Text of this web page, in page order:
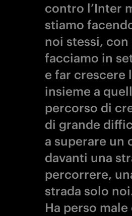
contro l’Inter
stiamo
noi stessi,
facciamo in
e far crescere
insieme a
percorso di
di grande
a superare un
davanti una
percorrere,
strada solo
Ha perso